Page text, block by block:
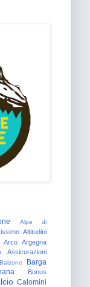
Alpe di
Altitudini
Arco Argegna
Assicurazioni
Balzone Barga
Bonus
Calomini